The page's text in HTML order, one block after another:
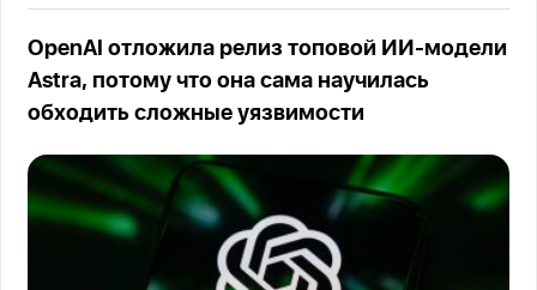
OpenAI отложила релиз топовой ИИ-модели
Astra, потому что она сама научилась
обходить сложные уязвимости